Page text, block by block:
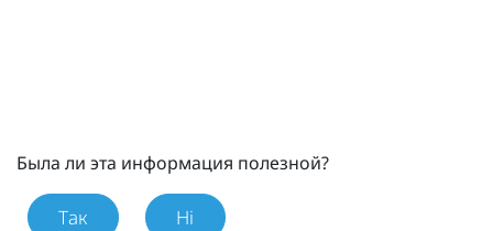
Была ли эта информация полезной?
Так Ні